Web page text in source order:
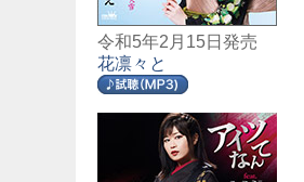
令和5年2月15日発売
花凛々と